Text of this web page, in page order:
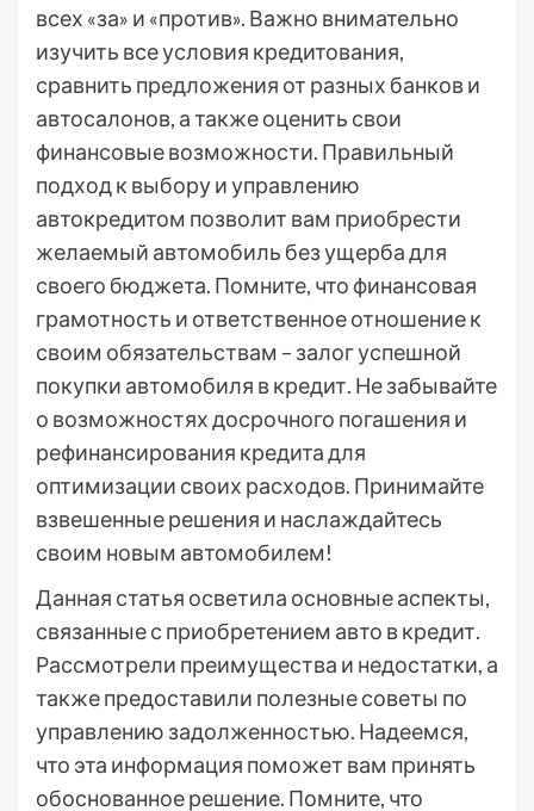
всех «за» и «против». Важно внимательно
изучить все условия кредитования,
сравнить предложения от разных банков и
автосалонов, а также оценить свои
финансовые возможности. Правильный
подход к выбору и управлению
автокредитом позволит вам приобрести
желаемый автомобиль без ущерба для
своего бюджета. Помните, что финансовая
грамотность и ответственное отношение к
своим обязательствам – залог успешной
покупки автомобиля в кредит. Не забывайте
о возможностях досрочного погашения и
рефинансирования кредита для
оптимизации своих расходов. Принимайте
взвешенные решения и наслаждайтесь
своим новым автомобилем!
Данная статья осветила основные аспекты,
связанные с приобретением авто в кредит.
Рассмотрели преимущества и недостатки, а
также предоставили полезные советы по
управлению задолженностью. Надеемся,
что эта информация поможет вам принять
обоснованное решение. Помните, что